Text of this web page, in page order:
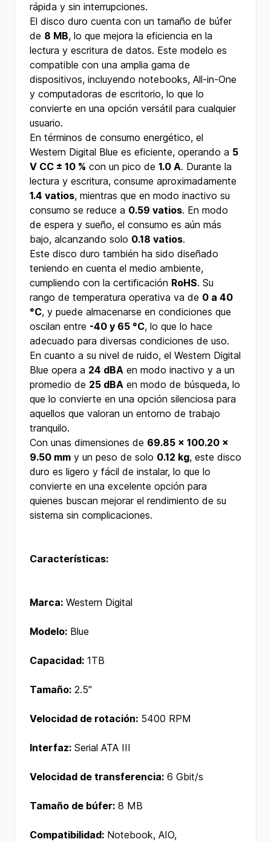
rápida y sin interrupciones.
El disco duro cuenta con un tamaño de búfer
de 8 MB, lo que mejora la eficiencia en la
lectura y escritura de datos. Este modelo es
compatible con una amplia gama de
dispositivos, incluyendo notebooks, All-in-One
y computadoras de escritorio, lo que lo
convierte en una opción versátil para cualquier
usuario.
En términos de consumo energético, el
Western Digital Blue es eficiente, operando a 5
V CC ± 10 % con un pico de 1.0 A. Durante la
lectura y escritura, consume aproximadamente
1.4 vatios, mientras que en modo inactivo su
consumo se reduce a 0.59 vatios. En modo
de espera y sueño, el consumo es aún más
bajo, alcanzando solo 0.18 vatios.
Este disco duro también ha sido diseñado
teniendo en cuenta el medio ambiente,
cumpliendo con la certificación RoHS. Su
rango de temperatura operativa va de 0 a 40
°C, y puede almacenarse en condiciones que
oscilan entre -40 y 65 °C, lo que lo hace
adecuado para diversas condiciones de uso.
En cuanto a su nivel de ruido, el Western Digital
Blue opera a 24 dBA en modo inactivo y a un
promedio de 25 dBA en modo de búsqueda, lo
que lo convierte en una opción silenciosa para
aquellos que valoran un entorno de trabajo
tranquilo.
Con unas dimensiones de 69.85 x 100.20 x
9.50 mm y un peso de solo 0.12 kg, este disco
duro es ligero y fácil de instalar, lo que lo
convierte en una excelente opción para
quienes buscan mejorar el rendimiento de su
sistema sin complicaciones.
Características:
Marca: Western Digital
Modelo: Blue
Capacidad: 1TB
Tamaño: 2.5"
Velocidad de rotación: 5400 RPM
Interfaz: Serial ATA III
Velocidad de transferencia: 6 Gbit/s
Tamaño de búfer: 8 MB
Compatibilidad: Notebook, AIO,